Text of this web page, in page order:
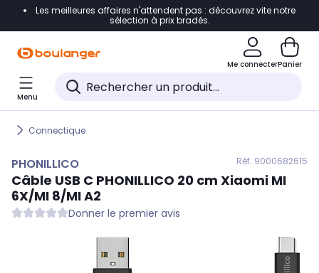
Accéder directement à la navigation
Accéder directement au pied de page
Accéder directement au chatbot
Les meilleures affaires n'attendent pas : découvrez vite notre
sélection à prix bradés.
Me connecterPanier
Menu
Connectique
PHONILLICO Réf. 9000682615
Câble USB C PHONILLICO 20 cm Xiaomi MI
6X/MI 8/MI A2
Donner le premier avis